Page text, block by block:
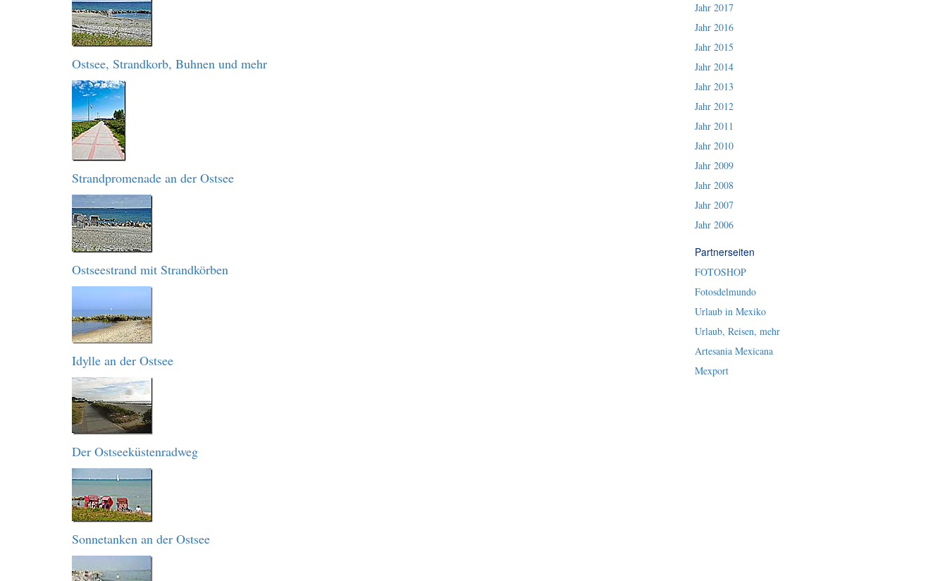
Ostsee, Strandkorb, Buhnen und mehr
Strandpromenade an der Ostsee
Ostseestrand mit Strandkörben
Idylle an der Ostsee
Der Ostseeküstenradweg
Sonnetanken an der Ostsee
Jahr 2017
Jahr 2016
Jahr 2015
Jahr 2014
Jahr 2013
Jahr 2012
Jahr 2011
Jahr 2010
Jahr 2009
Jahr 2008
Jahr 2007
Jahr 2006
Partnerseiten
FOTOSHOP
Fotosdelmundo
Urlaub in Mexiko
Urlaub, Reisen, mehr
Artesania Mexicana
Mexport